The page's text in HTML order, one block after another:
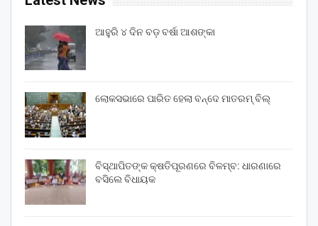
ଆହୁରି ୪ ଦିନ ବଡ଼ ବର୍ଷା ଆଶଙ୍କା
ଲୋକସଭାରେ ପାରିତ ହେଲା ବନ୍ଦେ ମାତରମ୍‌ ବିଲ୍‌
ବିସ୍ଥାପିତଙ୍କ କ୍ଷତିପୂରଣରେ ବିଳମ୍ବ: ଧାରଣାରେ
ବସିଲେ ବିଧାୟକ